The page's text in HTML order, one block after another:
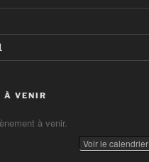
À VENIR
à venir.
Voir le calendrier